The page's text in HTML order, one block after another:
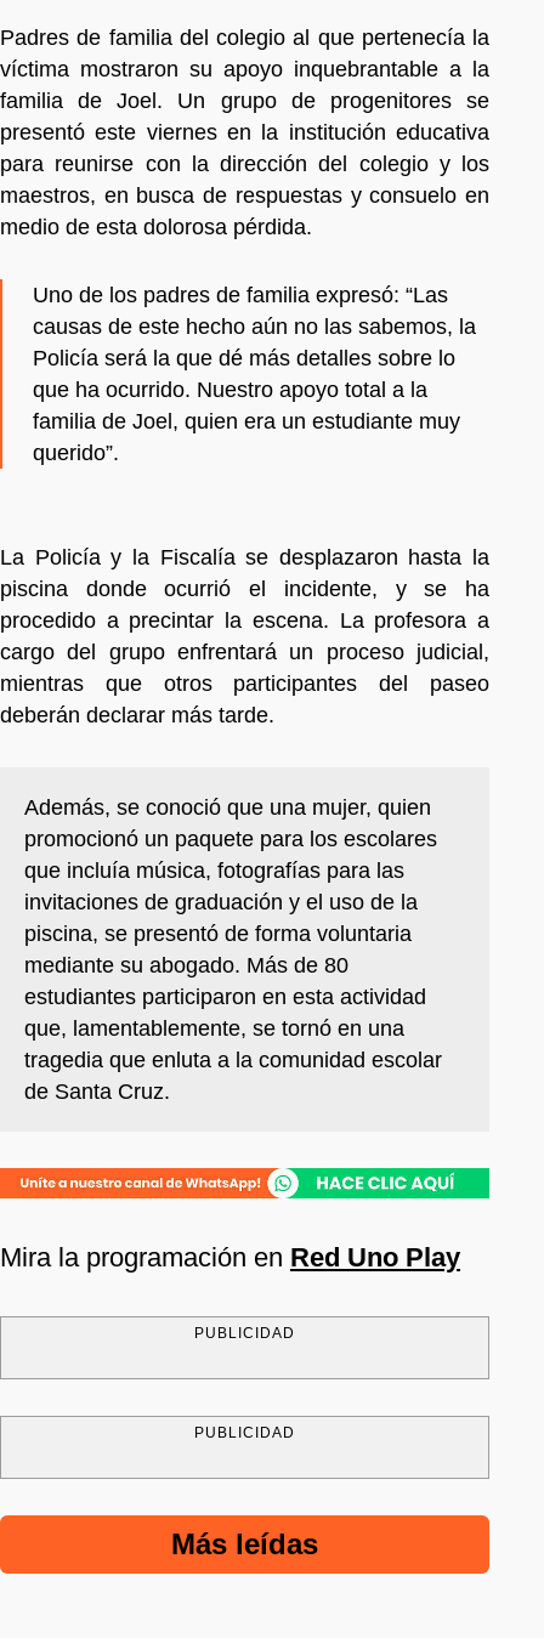
Padres de familia del colegio al que pertenecía la
víctima mostraron su apoyo inquebrantable a la
familia de Joel. Un grupo de progenitores se
presentó este viernes en la institución educativa
para reunirse con la dirección del colegio y los
maestros, en busca de respuestas y consuelo en
medio de esta dolorosa pérdida.
Uno de los padres de familia expresó: “Las
causas de este hecho aún no las sabemos, la
Policía será la que dé más detalles sobre lo
que ha ocurrido. Nuestro apoyo total a la
familia de Joel, quien era un estudiante muy
querido”.
La Policía y la Fiscalía se desplazaron hasta la
piscina donde ocurrió el incidente, y se ha
procedido a precintar la escena. La profesora a
cargo del grupo enfrentará un proceso judicial,
mientras que otros participantes del paseo
deberán declarar más tarde.
Además, se conoció que una mujer, quien
promocionó un paquete para los escolares
que incluía música, fotografías para las
invitaciones de graduación y el uso de la
piscina, se presentó de forma voluntaria
mediante su abogado. Más de 80
estudiantes participaron en esta actividad
que, lamentablemente, se tornó en una
tragedia que enluta a la comunidad escolar
de Santa Cruz.
Mira la programación en Red Uno Play
PUBLICIDAD
PUBLICIDAD
Más leídas